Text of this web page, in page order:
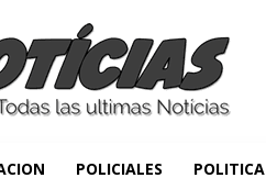
POLICIALES POLITICA